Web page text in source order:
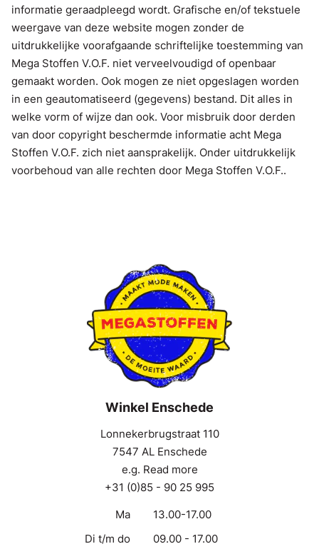
informatie geraadpleegd wordt. Grafische en/of tekstuele
weergave van deze website mogen zonder de
uitdrukkelijke voorafgaande schriftelijke toestemming van
Mega Stoffen V.O.F. niet verveelvoudigd of openbaar
gemaakt worden. Ook mogen ze niet opgeslagen worden
in een geautomatiseerd (gegevens) bestand. Dit alles in
welke vorm of wijze dan ook. Voor misbruik door derden
van door copyright beschermde informatie acht Mega
Stoffen V.O.F. zich niet aansprakelijk. Onder uitdrukkelijk
voorbehoud van alle rechten door Mega Stoffen V.O.F..
Winkel Enschede
Lonnekerbrugstraat 110
7547 AL Enschede
e.g. Read more
+31 (0)85 - 90 25 995
Ma
13.00-17.00
Di t/m do
09.00 - 17.00